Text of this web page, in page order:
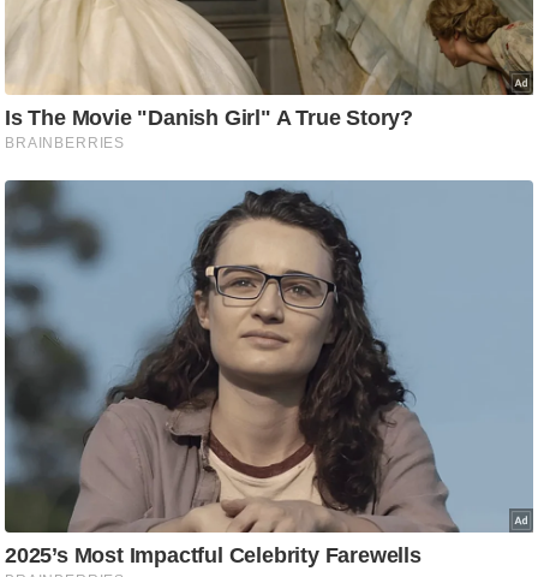
ड
ल्म
स
मी
क्षा
B
r
e
a
i
g
w
s